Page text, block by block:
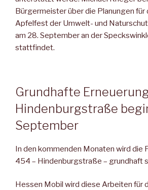
Bürgermeister über die Planungen für
Apfelfest der Umwelt- und
am 28. September an der
stattfindet.
Grundhafte
Hindenburgstraße
September
In den kommenden Monaten wird die
454 – Hindenburgstraße – grundhaft
Hessen Mobil wird diese Arbeiten für